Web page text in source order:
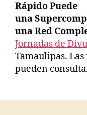
Rápido Puede
una
una Red
Jornadas de
Tamaulipas.
pueden